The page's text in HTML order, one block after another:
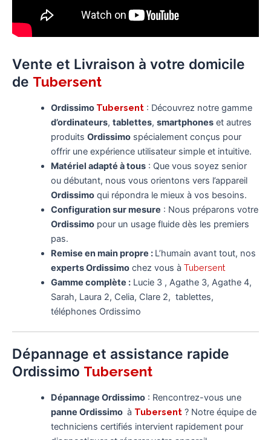
Vente et Livraison à votre domicile
de Tubersent
Ordissimo Tubersent : Découvrez notre gamme
d’ordinateurs, tablettes, smartphoneset autres
produits Ordissimospécialement conçus pour
offrir une expérience utilisateur simple et intuitive.
Matériel adapté à tous: Que vous soyez senior
ou débutant, nous vous orientons vers l’appareil
Ordissimoqui répondra le mieux à vos besoins.
Configuration sur mesure : Nous préparons votre
Ordissimopour un usage fluide dès les premiers
pas.
Remise en main propre : L’humain avant tout, nos
experts Ordissimochez vous à Tubersent
Gamme complète :Lucie 3 , Agathe 3, Agathe 4,
Sarah, Laura 2, Celia, Clare 2, tablettes,
téléphones Ordissimo
Dépannage et assistance rapide
Ordissimo Tubersent
Dépannage Ordissimo: Rencontrez-vous une
panne Ordissimoà Tubersent ? Notre équipe de
techniciens certifiés intervient rapidement pour